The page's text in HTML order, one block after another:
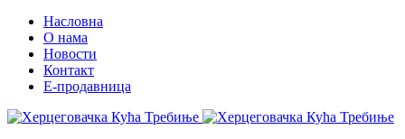
Насловна
О нама
Новости
Контакт
E-продавница